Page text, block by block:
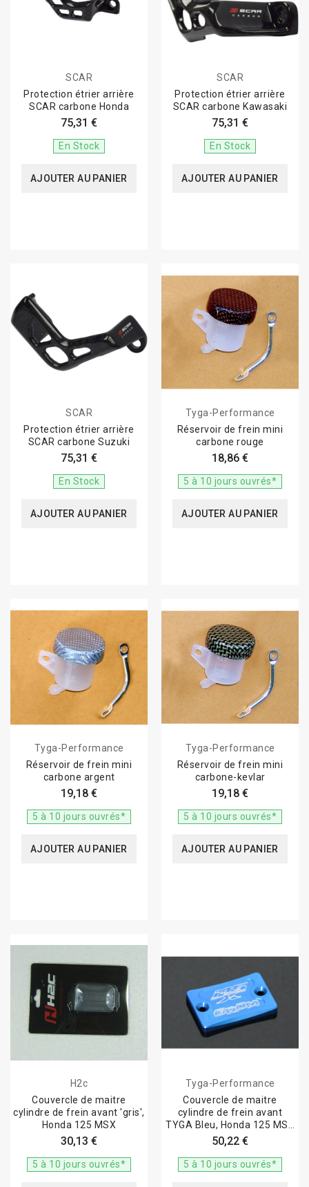
SCAR
Protection étrier arrière
SCAR carbone Honda
75,31 €
En Stock
AJOUTER AU PANIER
SCAR
Protection étrier arrière
SCAR carbone Kawasaki
75,31 €
En Stock
AJOUTER AU PANIER
SCAR
Protection étrier arrière
SCAR carbone Suzuki
75,31 €
En Stock
AJOUTER AU PANIER
Tyga-Performance
Réservoir de frein mini
carbone rouge
18,86 €
5 à 10 jours ouvrés*
AJOUTER AU PANIER
Tyga-Performance
Réservoir de frein mini
carbone argent
19,18 €
5 à 10 jours ouvrés*
AJOUTER AU PANIER
Tyga-Performance
Réservoir de frein mini
carbone-kevlar
19,18 €
5 à 10 jours ouvrés*
AJOUTER AU PANIER
H2c
Couvercle de maitre
cylindre de frein avant 'gris',
Honda 125 MSX
30,13 €
5 à 10 jours ouvrés*
Tyga-Performance
Couvercle de maitre
cylindre de frein avant
TYGA Bleu, Honda 125 MSX
GROM
50,22 €
5 à 10 jours ouvrés*